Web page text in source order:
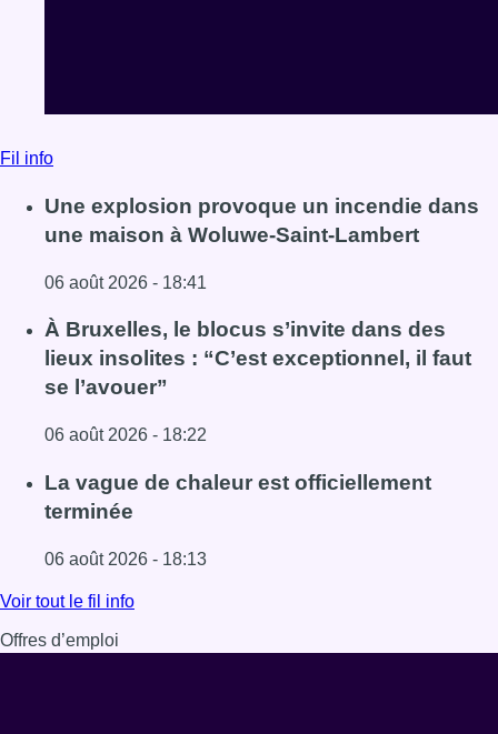
Fil info
Une explosion provoque un incendie dans
une maison à Woluwe-Saint-Lambert
06 août 2026 - 18:41
Lire l'article Une explosion provoque un incendie dans
À Bruxelles, le blocus s’invite dans des
lieux insolites : “C’est exceptionnel, il faut
se l’avouer”
06 août 2026 - 18:22
Lire l'article À Bruxelles, le blocus s’invite dans des lieux
La vague de chaleur est officiellement
terminée
06 août 2026 - 18:13
Lire l'article La vague de chaleur est officiellement
Voir tout le fil info
Offres d’emploi